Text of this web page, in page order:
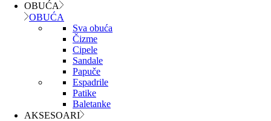
OBUĆA
OBUĆA
Sva obuća
Čizme
Cipele
Sandale
Papuče
Espadrile
Patike
Baletanke
AKSESOARI